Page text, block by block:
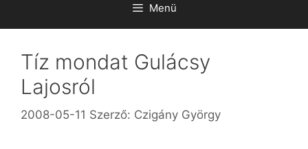
Menü
Tíz mondat Gulácsy
Lajosról
2008-05-11 Szerző: Czigány György